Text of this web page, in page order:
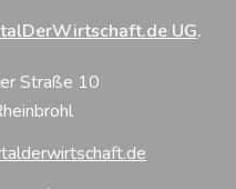
UG.
Straße 10